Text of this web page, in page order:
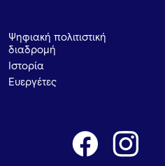
Ψηφιακή πολιτιστική
διαδρομή
Ιστορία
Ευεργέτες